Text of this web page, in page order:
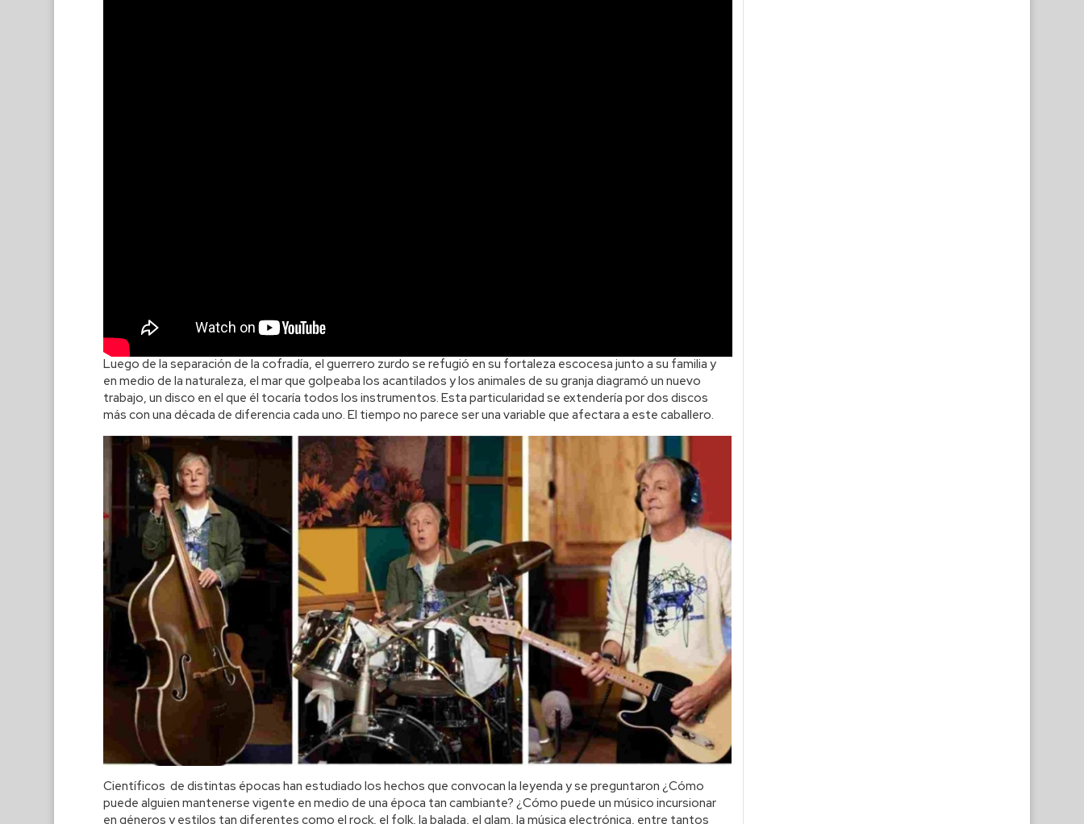
Luego de la separación de la cofradía, el guerrero zurdo se refugió en su fortaleza escocesa junto a su familia y
en medio de la naturaleza, el mar que golpeaba los acantilados y los animales de su granja diagramó un nuevo
trabajo, un disco en el que él tocaría todos los instrumentos. Esta particularidad se extendería por dos discos
más con una década de diferencia cada uno. El tiempo no parece ser una variable que afectara a este caballero.
Científicos de distintas épocas han estudiado los hechos que convocan la leyenda y se preguntaron ¿Cómo
puede alguien mantenerse vigente en medio de una época tan cambiante? ¿Cómo puede un músico incursionar
en géneros y estilos tan diferentes como el rock, el folk, la balada, el glam, la música electrónica, entre tantos